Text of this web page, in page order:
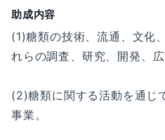
助成内容
(1)糖類の技術、流通、文化
れらの調査、研究、開発、
(2)糖類に関する活動を通じ
事業。